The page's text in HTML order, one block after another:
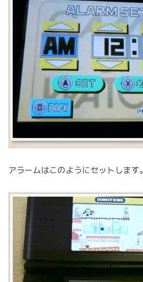
アラームはこのようにセットします。